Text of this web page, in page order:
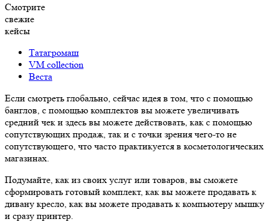
Смотрите
свежие
кейсы
Татагромаш
VM collection
Веста
Если смотреть глобально, сейчас идея в том, что с помощью
банглов, с помощью комплектов вы можете увеличивать
средний чек и здесь вы можете действовать, как с помощью
сопутствующих продаж, так и с точки зрения чего-то не
сопутствующего, что часто практикуется в косметологических
магазинах.
Подумайте, как из своих услуг или товаров, вы сможете
сформировать готовый комплект, как вы можете продавать к
дивану кресло, как вы можете продавать к компьютеру мышку
и сразу принтер.